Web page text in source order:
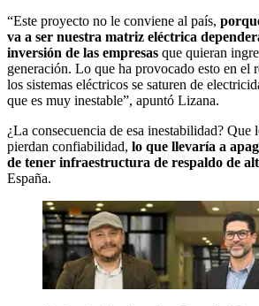
“Este proyecto no le conviene al país,
va a ser nuestra matriz eléctrica
inversión de las empresas que quieran
generación. Lo que ha provocado esto en el
los sistemas eléctricos se saturen de
que es muy inestable”, apuntó Lizana.
¿La consecuencia de esa inestabilidad? Que
pierdan confiabilidad, lo que llevaría a
de tener infraestructura de respaldo de
España.